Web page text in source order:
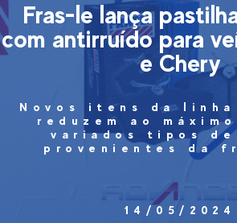
Fras-le lança
com antirruído para
e Chery
Novos itens da linha
reduzem ao
variados tipos de
provenientes da
14/05/2024